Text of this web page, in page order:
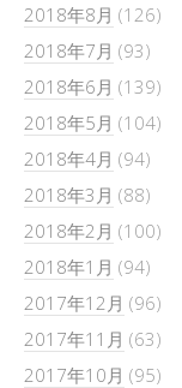
2018年8月 (126)
2018年7月 (93)
2018年6月 (139)
2018年5月 (104)
2018年4月 (94)
2018年3月 (88)
2018年2月 (100)
2018年1月 (94)
2017年12月 (96)
2017年11月 (63)
2017年10月 (95)